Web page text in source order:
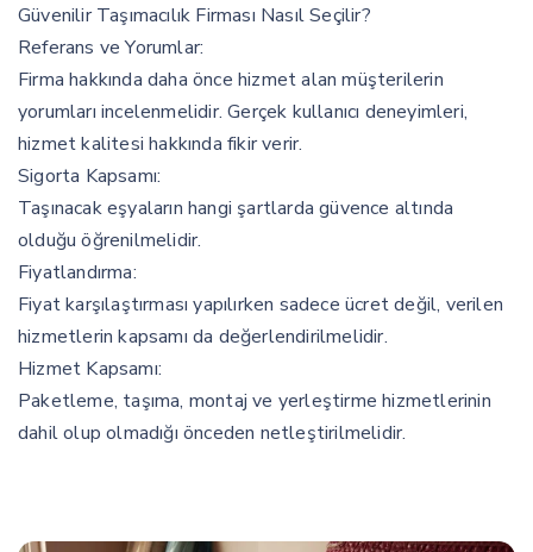
Güvenilir Taşımacılık Firması Nasıl Seçilir?
Referans ve Yorumlar:
Firma hakkında daha önce hizmet alan müşterilerin
yorumları incelenmelidir. Gerçek kullanıcı deneyimleri,
hizmet kalitesi hakkında fikir verir.
Sigorta Kapsamı:
Taşınacak eşyaların hangi şartlarda güvence altında
olduğu öğrenilmelidir.
Fiyatlandırma:
Fiyat karşılaştırması yapılırken sadece ücret değil, verilen
hizmetlerin kapsamı da değerlendirilmelidir.
Hizmet Kapsamı:
Paketleme, taşıma, montaj ve yerleştirme hizmetlerinin
dahil olup olmadığı önceden netleştirilmelidir.